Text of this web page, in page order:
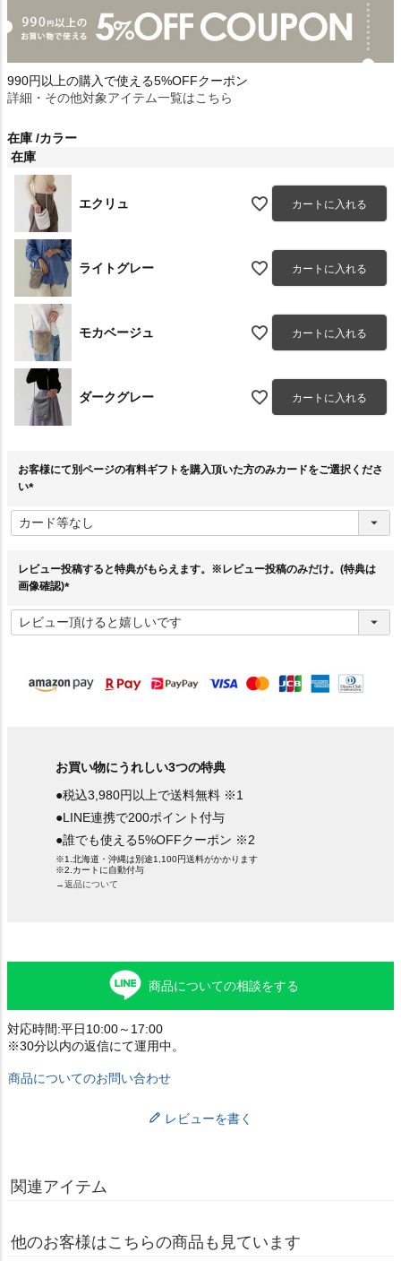
990円以上の購入で使える5%OFFクーポン
詳細・その他対象アイテム一覧はこちら
在庫 カラー
在庫
エクリュ カートに入れる
ライトグレー カートに入れる
モカベージュ カートに入れる
ダークグレー カートに入れる
お客様にて別ページの有料ギフトを購入頂いた方のみカードをご選択くださ
い
必
須
レビュー投稿すると特典がもらえます。※レビュー投稿のみだけ。(特典は
画像確認)
必
須
お買い物にうれしい3つの特典
●税込3,980円以上で送料無料 ※1
●LINE連携で200ポイント付与
●誰でも使える5%OFFクーポン ※2
※1.北海道・沖縄は別途1,100円送料がかかります
※2.カートに自動付与
→返品について
商品についての相談をする
対応時間:平日10:00～17:00
※30分以内の返信にて運用中。
商品についてのお問い合わせ
レビューを書く
関連アイテム
他のお客様はこちらの商品も見ています